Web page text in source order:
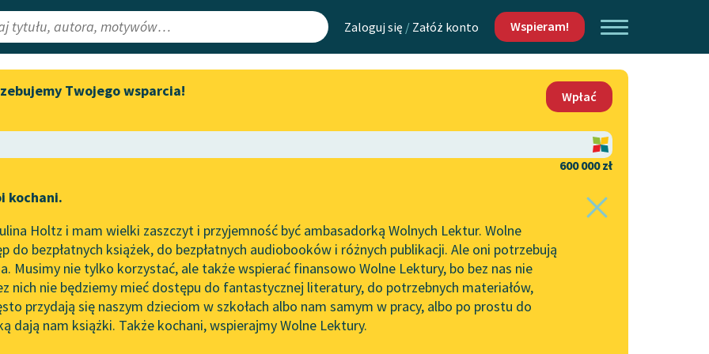
Zaloguj się / Załóż konto Wspieram!
Lektury
redakcyjne
Aktualności
„Prokurator Alicja Horn” do
literatury skandynawskiej
Spotkanie z Katarzyną Tunkiel
w Oslo
102. lata temu zmarł Joseph
Conrad
Mapa Wolnych Lektur
Leśmianator
API
OAI-PMH
Widget Wolnych Lektur
Kontakt
O projekcie
Zasady wykorzystania
Wolnych Lektur
Logotypy
Materiały promocyjne
Twojego wsparcia!
Wpłać
600 000 zł
kochani.
Holtz i mam wielki zaszczyt i przyjemność być ambasadorką Wolnych Lektur. Wolne
do bezpłatnych książek, do bezpłatnych audiobooków i różnych publikacji. Ale oni potrzebują
Musimy nie tylko korzystać, ale także wspierać finansowo Wolne Lektury, bo bez nas nie
nich nie będziemy mieć dostępu do fantastycznej literatury, do potrzebnych materiałów,
przydają się naszym dzieciom w szkołach albo nam samym w pracy, albo po prostu do
dają nam książki. Także kochani, wspierajmy Wolne Lektury.
Stefan Grabiński✖